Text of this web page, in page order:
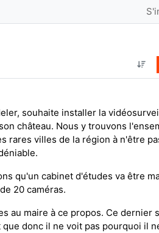
souhaite installer la
château. Nous y trouvons
rares villes de la région à n'être
qu'un cabinet d'études va être
20 caméras.
au maire à ce propos. Ce dernier
donc il ne voit pas pourquoi il